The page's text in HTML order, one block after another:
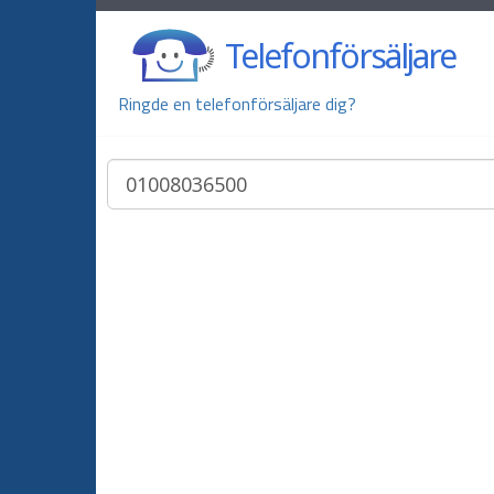
Telefonförsäljare
Ringde en telefonförsäljare dig?